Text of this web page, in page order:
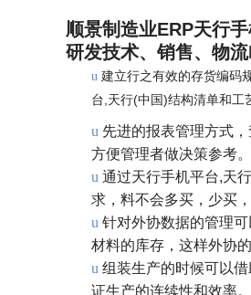
顺景制造业ERP天行
研发技术、销售、物
u 建立行之有效的存货编码
台,天行(中国)结构清单和工
u 先进的报表管理方式
方便管理者做决策参考。
u 通过天行手机平台,天
求，料不会多买，少买
u 针对外协数据的管理
材料的库存，这样外协
u 组装生产的时候可以
证生产的连续性和效率。